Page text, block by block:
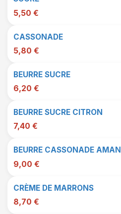
5,50 €
CASSONADE
5,80 €
BEURRE SUCRE
6,20 €
BEURRE SUCRE CITRON
7,40 €
BEURRE CASSONADE
9,00 €
CRÈME DE MARRONS
8,70 €